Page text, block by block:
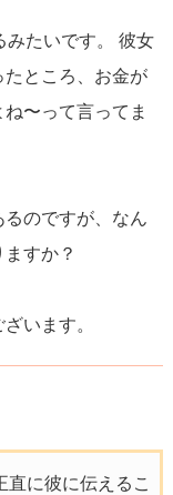
みたいです。 彼女
ところ、お金が
〜って言ってま
のですが、なん
すか？
います。
直に彼に伝えるこ